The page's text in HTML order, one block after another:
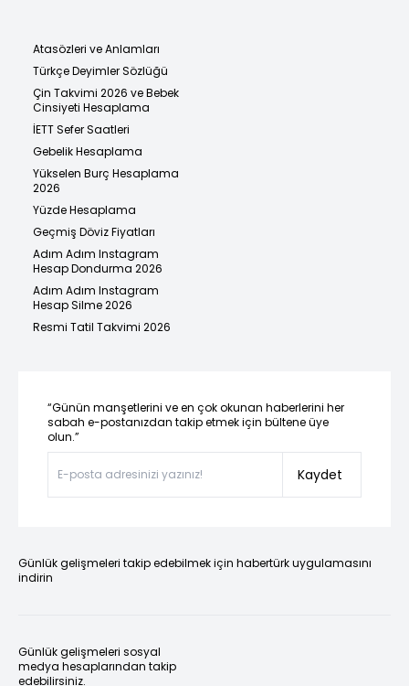
Atasözleri ve Anlamları
Türkçe Deyimler Sözlüğü
Çin Takvimi 2026 ve Bebek
Cinsiyeti Hesaplama
İETT Sefer Saatleri
Gebelik Hesaplama
Yükselen Burç Hesaplama
2026
Yüzde Hesaplama
Geçmiş Döviz Fiyatları
Adım Adım Instagram
Hesap Dondurma 2026
Adım Adım Instagram
Hesap Silme 2026
Resmi Tatil Takvimi 2026
“Günün manşetlerini ve en çok okunan haberlerini her
sabah e-postanızdan takip etmek için bültene üye
olun.”
Kaydet
Günlük gelişmeleri takip edebilmek için habertürk uygulamasını
indirin
Günlük gelişmeleri sosyal
medya hesaplarından takip
edebilirsiniz.